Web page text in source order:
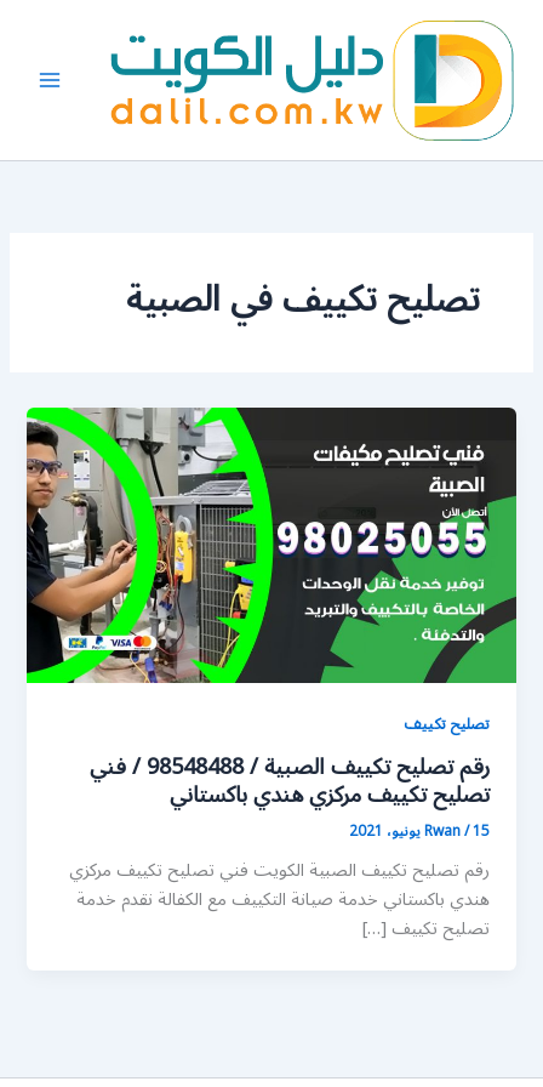
المحتوى
تصليح تكييف في الصبية
تصليح تكييف
رقم تصليح تكييف الصبية / 98548488 / فني
تصليح تكييف مركزي هندي باكستاني
Rwan/15 يونيو، 2021
رقم تصليح تكييف الصبية الكويت فني تصليح تكييف مركزي
هندي باكستاني خدمة صيانة التكييف مع الكفالة نقدم خدمة
تصليح تكييف […]